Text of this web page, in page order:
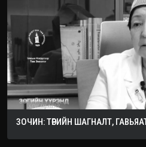
ЗОЧИН: ТӨРИЙН ШАГНАЛТ,